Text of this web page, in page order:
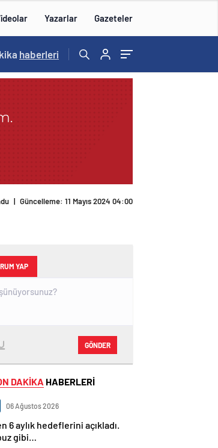
Yazarlar Gazeteler
haberleri
| Güncelleme: 11 Mayıs 2024 04:00
YAP
GÖNDER
DAKİKA HABERLERİ
06 Ağustos 2026
6 aylık hedeflerini açıkladı.
gibi…